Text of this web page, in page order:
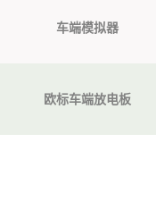
车端模拟器
欧标车端放电板